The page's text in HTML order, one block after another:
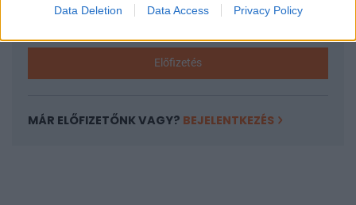
Data Deletion Data Access Privacy Policy
Kötéslisták: BÉT elmúlt 2 év napon belüli
Előfizetés
MÁR ELŐFIZETŐNK VAGY? BEJELENTKEZÉS